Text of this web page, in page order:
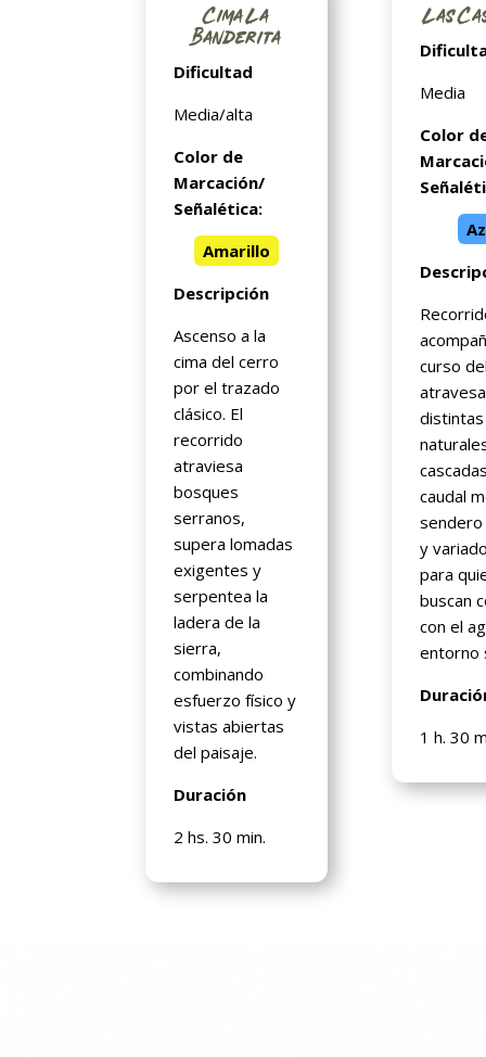
Cima La
Banderita
Dificultad
Media/alta
Color de
Marcación/
Señalética:
Amarillo
Descripción
Ascenso a la
cima del cerro
por el trazado
clásico. El
recorrido
atraviesa
bosques
serranos,
supera lomadas
exigentes y
serpentea la
ladera de la
sierra,
combinando
esfuerzo físico y
vistas abiertas
del paisaje.
Duración
2 hs. 30 min.
Las
Media
Color
curso
caudal
y
para
buscan
con el
entorno
1 h. 30